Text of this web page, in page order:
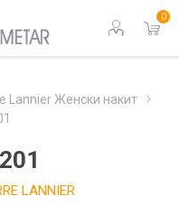
0
Lannier Женски накит
LANNIER